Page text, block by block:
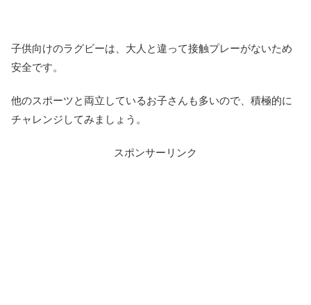
子供向けのラグビーは、大人と違って接触プレーがないため
安全です。
他のスポーツと両立しているお子さんも多いので、積極的に
チャレンジしてみましょう。
スポンサーリンク